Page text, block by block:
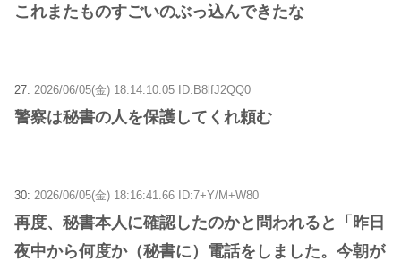
これまたものすごいのぶっ込んできたな
27: 2026/06/05(金) 18:14:10.05 ID:B8lfJ2QQ0
警察は秘書の人を保護してくれ頼む
30: 2026/06/05(金) 18:16:41.66 ID:7+Y/M+W80
再度、秘書本人に確認したのかと問われると「昨日
夜中から何度か（秘書に）電話をしました。今朝が